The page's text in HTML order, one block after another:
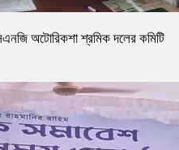
অটোরিকশা শ্রমিক দলের কমিটি